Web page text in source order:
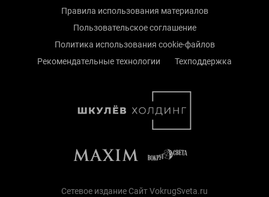
Правила использования материалов
Пользовательское соглашение
Политика использования cookie-файлов
Рекомендательные технологии
Техподдержка
Сетевое издание Сайт VokrugSveta.ru